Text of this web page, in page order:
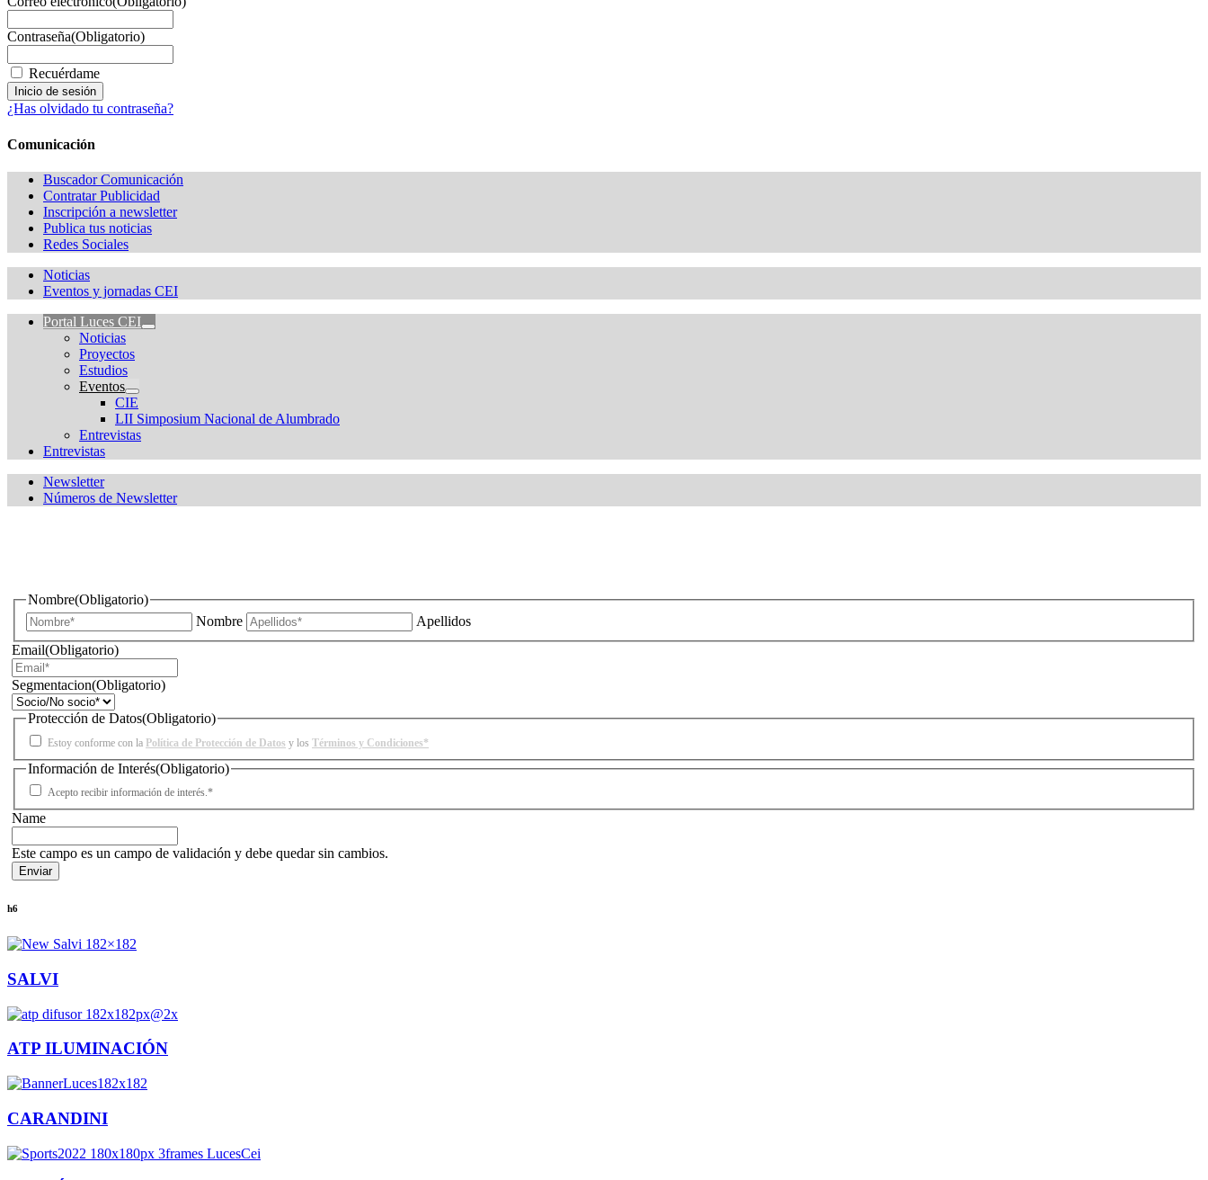
Contraseña(Obligatorio)
Recuérdame
¿Has olvidado tu contraseña?
Comunicación
Buscador Comunicación
Contratar Publicidad
Inscripción a newsletter
Publica tus noticias
Redes Sociales
Noticias
Eventos y jornadas CEI
Portal Luces CEI
Noticias
Proyectos
Estudios
Eventos
CIE
LII Simposium Nacional de Alumbrado
Entrevistas
Entrevistas
Newsletter
Números de Newsletter
Nombre(Obligatorio)
Nombre
Apellidos
Email(Obligatorio)
Segmentacion(Obligatorio)
Protección de Datos(Obligatorio)
Estoy conforme con la Política de Protección de Datos y los Términos y Condiciones*
Información de Interés(Obligatorio)
Acepto recibir información de interés.*
Name
Este campo es un campo de validación y debe quedar sin cambios.
h6
SALVI
ATP ILUMINACIÓN
CARANDINI